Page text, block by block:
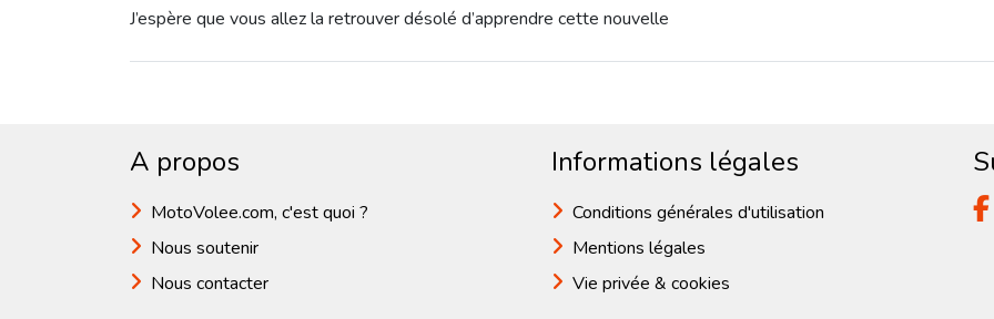
J’espère que vous allez la retrouver désolé d’apprendre cette nouvelle
A propos
MotoVolee.com, c'est quoi ?
Nous soutenir
Nous contacter
Informations légales
Conditions générales d'utilisation
Mentions légales
Vie privée & cookies